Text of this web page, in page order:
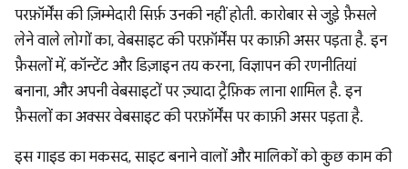
परफ़ॉर्मेंस की ज़िम्मेदारी सिर्फ़ उनकी नहीं होती. कारोबार से जुड़े फ़ैसले
लेने वाले लोगों का, वेबसाइट की परफ़ॉर्मेंस पर काफ़ी असर पड़ता है. इन
फ़ैसलों में, कॉन्टेंट और डिज़ाइन तय करना, विज्ञापन की रणनीतियां
बनाना, और अपनी वेबसाइटों पर ज़्यादा ट्रैफ़िक लाना शामिल है. इन
फ़ैसलों का अक्सर वेबसाइट की परफ़ॉर्मेंस पर काफ़ी असर पड़ता है.
इस गाइड का मकसद, साइट बनाने वालों और मालिकों को कुछ काम की